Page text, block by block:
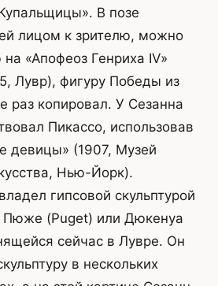
В позе
лицом к зрителю, можно
«Апофеоз Генриха IV»
Лувр), фигуру Победы из
раз копировал. У Сезанна
Пикассо, использовав
девицы» (1907, Музей
Нью-Йорк).
гипсовой скульптурой
Пюже (Puget) или Дюкенуа
сейчас в Лувре. Он
в нескольких